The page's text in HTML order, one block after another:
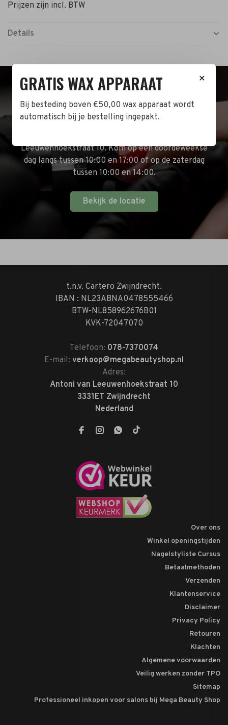
Prijzen zijn incl. BTW
Details
BEZOEK DE WINKEL!
Naast de online shop hebben wij ook een fysieke
Leeuwenhoekstraat 10. Kom op een doordeweekse
dag langs tussen 10:00 en 17:00 of op de zaterdag
tussen 10:00 en 14:00.
Bekijk de locatie
t.n.v. Cartero Zwijndrecht.
IBAN : NL23ABNA0478555466
BTW-NL858962676B01
KVK-72047070
Telefoon: 078-7370074
E-mail: verkoop@megabeautyshop.nl
Adres:
Antoni van Leeuwenhoekstraat 10
3331ET Zwijndrecht
Nederland
Over ons
Winkel openingstijden
Nagelstyliste Cursus
Betaalmethoden
Verzenden
Klantenservice
Disclaimer
Privacy Policy
Retouren
Klachten
Algemene voorwaarden
Veilig werken zonder TPO
Sitemap
Professioneel inkopen voor salons bij Mega Beauty Shop
✕
GRATIS WAX APPARAAT
Bij besteding boven €50,00 wax apparaat wordt
automatisch bij je bestelling ingepakt.